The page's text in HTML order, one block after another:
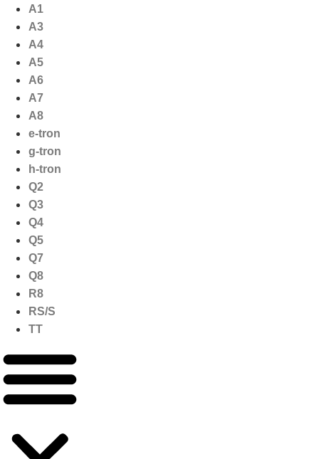
naar
inhoud
A1
A3
A4
A5
A6
A7
A8
e-tron
g-tron
h-tron
Q2
Q3
Q4
Q5
Q7
Q8
R8
RS/S
TT